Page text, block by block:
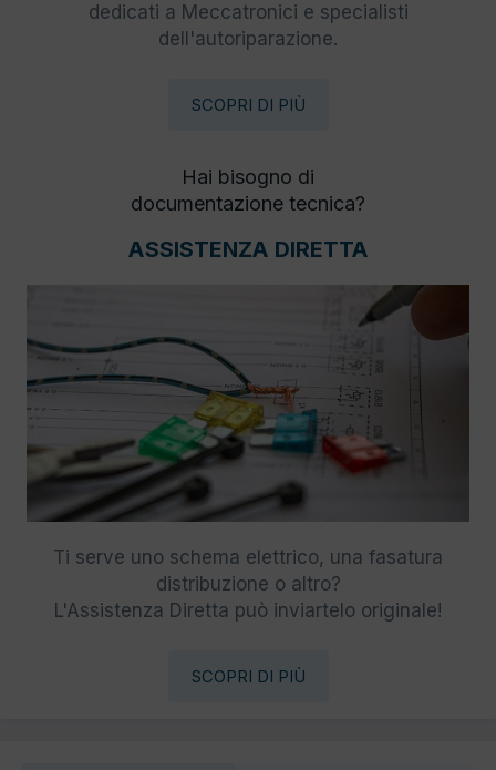
dedicati a Meccatronici e specialisti
dell'autoriparazione.
SCOPRI DI PIÙ
Hai bisogno di
documentazione tecnica?
ASSISTENZA DIRETTA
Ti serve uno schema elettrico, una fasatura
distribuzione o altro?
L'Assistenza Diretta può inviartelo originale!
SCOPRI DI PIÙ